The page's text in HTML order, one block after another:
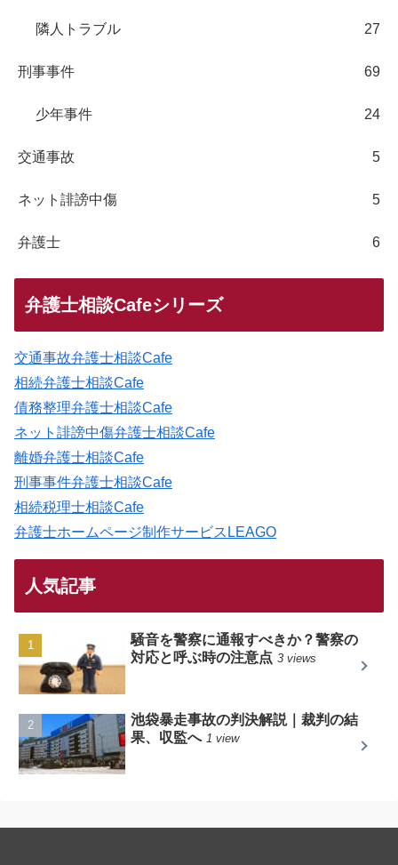
隣人トラブル 27
刑事事件 69
少年事件 24
交通事故 5
ネット誹謗中傷 5
弁護士 6
弁護士相談Cafeシリーズ
交通事故弁護士相談Cafe
相続弁護士相談Cafe
債務整理弁護士相談Cafe
ネット誹謗中傷弁護士相談Cafe
離婚弁護士相談Cafe
刑事事件弁護士相談Cafe
相続税理士相談Cafe
弁護士ホームページ制作サービスLEAGO
人気記事
騒音を警察に通報すべきか？警察の
対応と呼ぶ時の注意点 3 views
池袋暴走事故の判決解説｜裁判の結
果、収監へ 1 view